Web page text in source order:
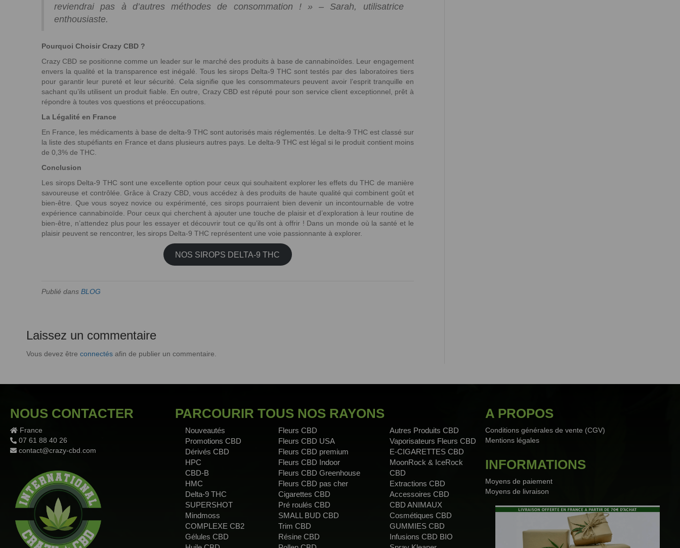
reviendrai pas à d’autres méthodes de consommation ! » – Sarah, utilisatrice
enthousiaste.
Pourquoi Choisir Crazy CBD ?
Crazy CBD se positionne comme un leader sur le marché des produits à base de cannabinoïdes. Leur engagement
envers la qualité et la transparence est inégalé. Tous les sirops Delta-9 THC sont testés par des laboratoires tiers
pour garantir leur pureté et leur sécurité. Cela signifie que les consommateurs peuvent avoir l’esprit tranquille en
sachant qu’ils utilisent un produit fiable. En outre, Crazy CBD est réputé pour son service client exceptionnel, prêt à
répondre à toutes vos questions et préoccupations.
La Légalité en France
En France, les médicaments à base de delta-9 THC sont autorisés mais réglementés. Le delta-9 THC est classé sur
la liste des stupéfiants en France et dans plusieurs autres pays. Le delta-9 THC est légal si le produit contient moins
de 0,3% de THC.
Conclusion
Les sirops Delta-9 THC sont une excellente option pour ceux qui souhaitent explorer les effets du THC de manière
savoureuse et contrôlée. Grâce à Crazy CBD, vous accédez à des produits de haute qualité qui combinent goût et
bien-être. Que vous soyez novice ou expérimenté, ces sirops pourraient bien devenir un incontournable de votre
expérience cannabinoïde. Pour ceux qui cherchent à ajouter une touche de plaisir et d’exploration à leur routine de
bien-être, n’attendez plus pour les essayer et découvrir tout ce qu’ils ont à offrir ! Dans un monde où la santé et le
plaisir peuvent se rencontrer, les sirops Delta-9 THC représentent une voie passionnante à explorer.
NOS SIROPS DELTA-9 THC
Publié dansBLOG
Laissez un commentaire
Vous devez êtreconnectés afin de publier un commentaire.
NOUS CONTACTER
France
07 61 88 40 26
contact@crazy-cbd.com
PARCOURIR TOUS NOS RAYONS
Nouveautés
Promotions CBD
Dérivés CBD
HPC
CBD-B
HMC
Delta-9 THC
SUPERSHOT
Mindmoss
COMPLEXE CB2
Gélules CBD
Fleurs CBD
Fleurs CBD USA
Fleurs CBD premium
Fleurs CBD Indoor
Fleurs CBD Greenhouse
Fleurs CBD pas cher
Cigarettes CBD
Pré roulés CBD
SMALL BUD CBD
Trim CBD
Résine CBD
Autres Produits CBD
Vaporisateurs Fleurs CBD
E-CIGARETTES CBD
MoonRock & IceRock
CBD
Extractions CBD
Accessoires CBD
CBD ANIMAUX
Cosmétiques CBD
GUMMIES CBD
Infusions CBD BIO
A PROPOS
Conditions générales de vente (CGV)
Mentions légales
INFORMATIONS
Moyens de paiement
Moyens de livraison